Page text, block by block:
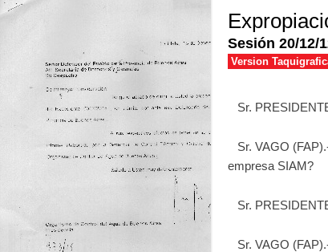
Sesión 20/12/
Version
Sr.
Sr. VAGO
empresa SIAM?
Sr.
Sr. VAGO